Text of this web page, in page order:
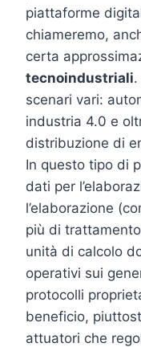
piattaforme
chiameremo,
certa
tecnoindustriali
scenari vari:
industria 4.0 e
distribuzione di
In questo tipo di
dati per
l’elaborazione
più di
unità di calcolo
operativi sui
protocolli
beneficio,
attuatori che